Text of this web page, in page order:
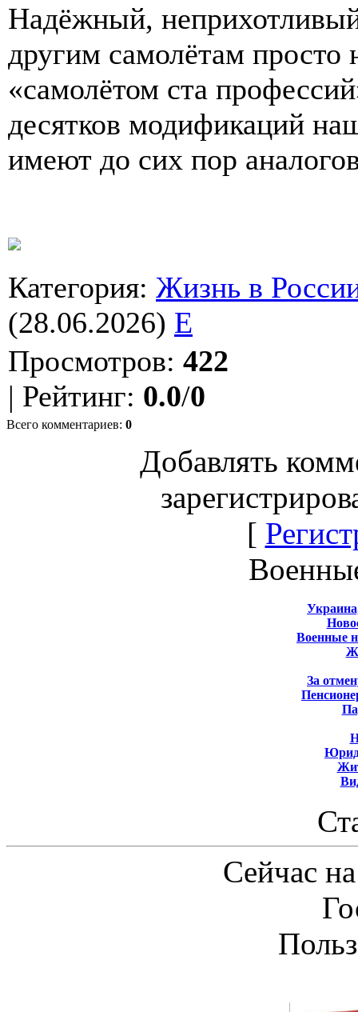
Надёжный,
другим самолётам просто
«самолётом ста
десятков модификаций
имеют до сих пор
Категория: Жизнь в
(28.06.2026) E
Просмотров: 422
| Рейтинг: 0.0/0
Всего комментариев: 0
Добавлять
[
Военные
За
Сейчас